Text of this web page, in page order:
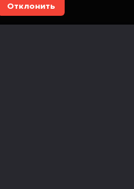
Отклонить